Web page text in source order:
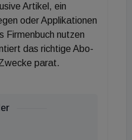
stärker in den Fokus
als
Struktur ist zwar mit
mit langfristigen,
Artikel, ein
oder Applikationen
Firmenbuch nutzen
das richtige Abo-
parat.